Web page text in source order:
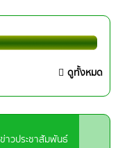
ดูทั้งหมด
ข่าวประชาสัมพันธ์